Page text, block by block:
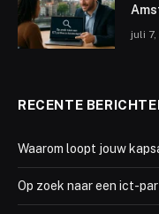
juli
RECENTE
Waarom loopt jouw
Op zoek naar een ict-